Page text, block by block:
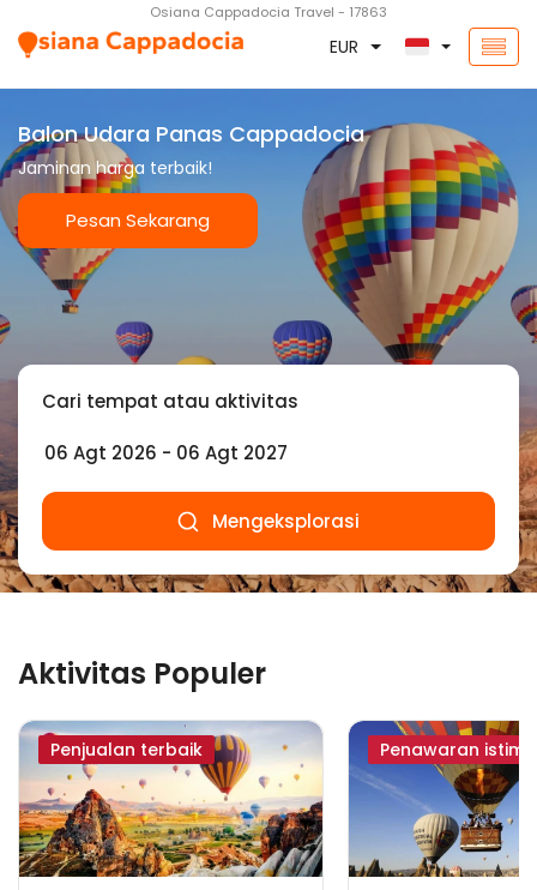
Osiana Cappadocia Travel - 17863
EUR
Balon Udara Panas Cappadocia
Jaminan harga terbaik!
Pesan Sekarang
Cari tempat atau aktivitas
Mengeksplorasi
Aktivitas Populer
Penjualan terbaik Penawaran